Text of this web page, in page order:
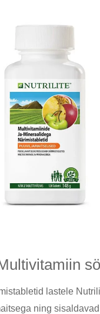
lastele
ning